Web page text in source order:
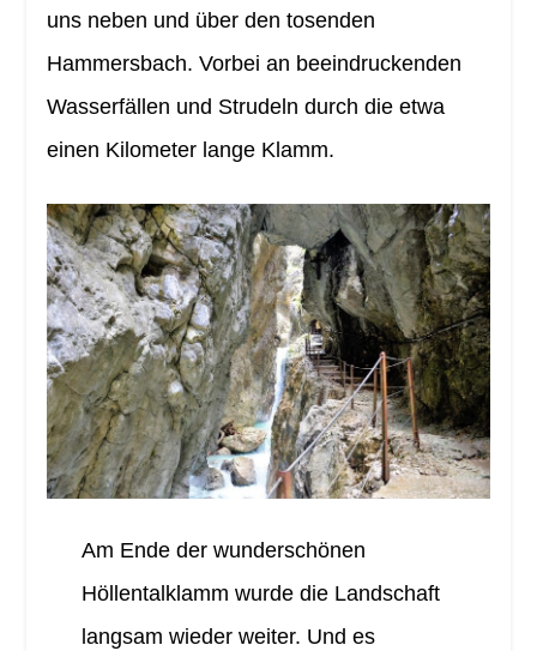
uns neben und über den tosenden
Hammersbach. Vorbei an beeindruckenden
Wasserfällen und Strudeln durch die etwa
einen Kilometer lange Klamm.
Am Ende der wunderschönen
Höllentalklamm wurde die Landschaft
langsam wieder weiter. Und es